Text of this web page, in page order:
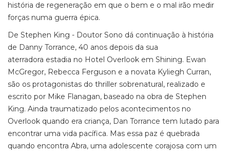
história de regeneração em que o bem e o mal irão medir
forças numa guerra épica.
De Stephen King - Doutor Sono dá continuação à história
de Danny Torrance, 40 anos depois da sua
aterradora estadia no Hotel Overlook em Shining. Ewan
McGregor, Rebecca Ferguson e a novata Kyliegh Curran,
são os protagonistas do thriller sobrenatural, realizado e
escrito por Mike Flanagan, baseado na obra de Stephen
King. Ainda traumatizado pelos acontecimentos no
Overlook quando era criança, Dan Torrance tem lutado para
encontrar uma vida pacífica. Mas essa paz é quebrada
quando encontra Abra, uma adolescente corajosa com um